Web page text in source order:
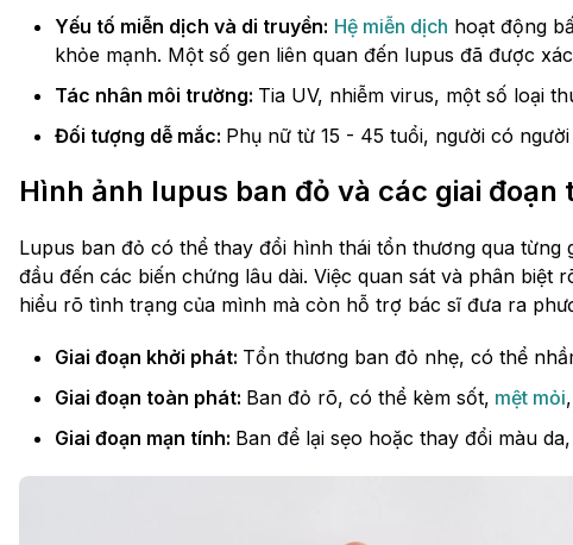
Yếu tố miễn dịch và di truyền: Hệ miễn dịch hoạt động
khỏe mạnh. Một số gen liên quan đến lupus đã được
Tác nhân môi trường: Tia UV, nhiễm virus, một số loại
Đối tượng dễ mắc: Phụ nữ từ 15 - 45 tuổi, người có
Hình ảnh lupus ban đỏ và các giai đoạn
Lupus ban đỏ có thể thay đổi hình thái tổn thương qua từng
đầu đến các biến chứng lâu dài. Việc quan sát và phân biệt
hiểu rõ tình trạng của mình mà còn hỗ trợ bác sĩ đưa ra
Giai đoạn khởi phát: Tổn thương ban đỏ nhẹ, có thể
Giai đoạn toàn phát: Ban đỏ rõ, có thể kèm sốt, mệt mỏi
Giai đoạn mạn tính: Ban để lại sẹo hoặc thay đổi màu